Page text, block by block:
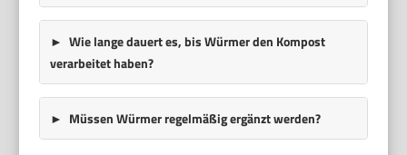
Wie lange dauert es, bis Würmer den Kompost
verarbeitet haben?
Müssen Würmer regelmäßig ergänzt werden?